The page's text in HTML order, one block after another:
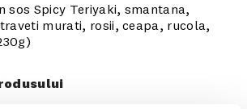
sos Spicy Teriyaki, smantana,
murati, rosii, ceapa, rucola,